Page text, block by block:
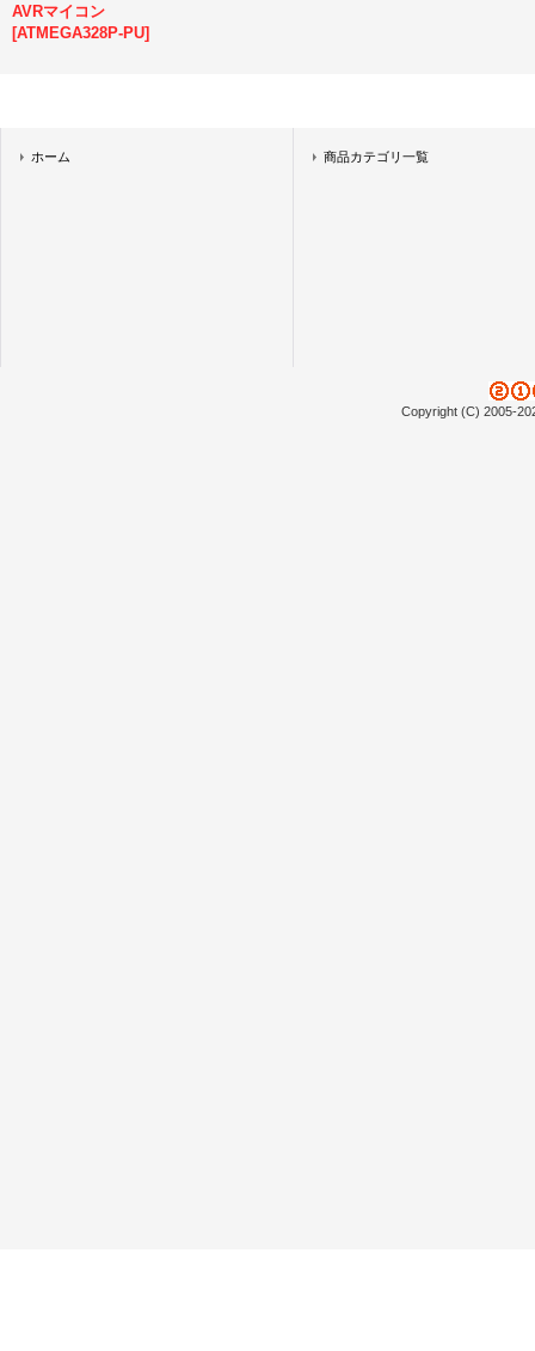
AVRマイコン
[ATMEGA328P-PU]
ホーム 商品カテゴリ一覧
Copyright (C) 2005-